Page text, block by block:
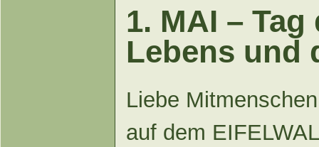
1. MAI –
Lebens und
Liebe
auf dem